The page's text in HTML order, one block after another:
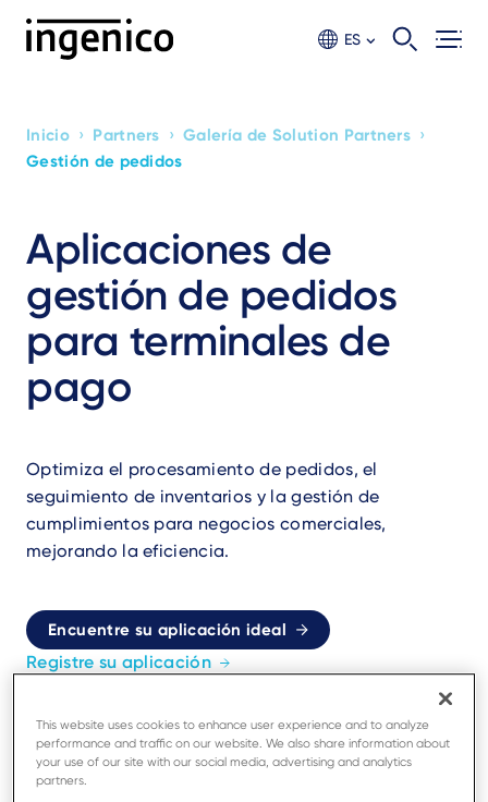
contento
ES
Aplicaciones de
gestión de pedidos
para terminales de
pago
Optimiza el procesamiento de pedidos, el
seguimiento de inventarios y la gestión de
cumplimientos para negocios comerciales,
mejorando la eficiencia.
Encuentre su aplicación ideal
Registre su aplicación
Breadcrumb
Inicio › Partners › Galería de Solution Partners ›
Gestión de pedidos
This website uses cookies to enhance user experience and to analyze
performance and traffic on our website. We also share information about
your use of our site with our social media, advertising and analytics
partners.